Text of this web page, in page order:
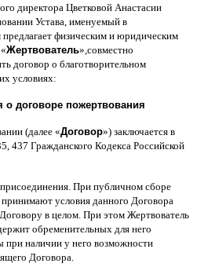
директора Цветковой Анастасии
Устава именуемый в
физическим и юридическим
«Жертвователь», совместно
договор o благотворительном
условиях:
o договоре пожертвования
(далее «Договор») заключается в
437 Гражданского Кодекса Российской
При публичном сборе
условия данного Договора
в целом При этом Жертвователь
обременительных для него
при наличии у него возможности
Договора